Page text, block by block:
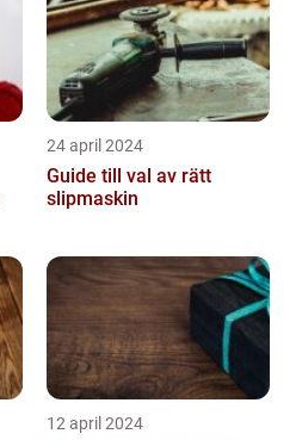
24 april 2024
Guide till val av rätt
slipmaskin
12 april 2024